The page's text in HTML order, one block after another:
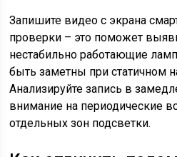
Запишите видео с экрана
проверки – это поможет
нестабильно работающие
быть заметны при статичном
Анализируйте запись в
внимание на периодические
отдельных зон подсветки.